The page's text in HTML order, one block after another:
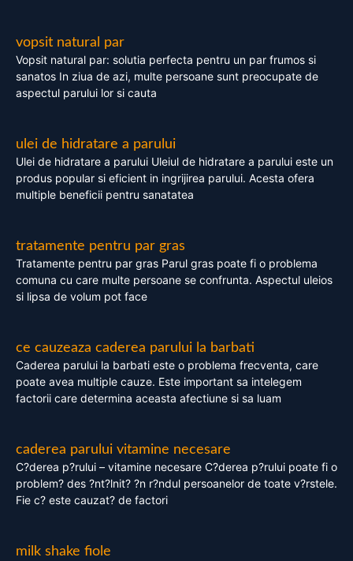
vopsit natural par
Vopsit natural par: solutia perfecta pentru un par frumos si
sanatos In ziua de azi, multe persoane sunt preocupate de
aspectul parului lor si cauta
ulei de hidratare a parului
Ulei de hidratare a parului Uleiul de hidratare a parului este un
produs popular si eficient in ingrijirea parului. Acesta ofera
multiple beneficii pentru sanatatea
tratamente pentru par gras
Tratamente pentru par gras Parul gras poate fi o problema
comuna cu care multe persoane se confrunta. Aspectul uleios
si lipsa de volum pot face
ce cauzeaza caderea parului la barbati
Caderea parului la barbati este o problema frecventa, care
poate avea multiple cauze. Este important sa intelegem
factorii care determina aceasta afectiune si sa luam
caderea parului vitamine necesare
C?derea p?rului – vitamine necesare C?derea p?rului poate fi o
problem? des ?nt?lnit? ?n r?ndul persoanelor de toate v?rstele.
Fie c? este cauzat? de factori
milk shake fiole